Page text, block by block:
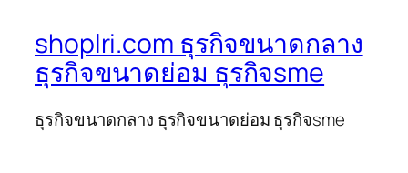
shoplri.com ธุรกิจขนาดกลาง
ธุรกิจขนาดย่อม ธุรกิจsme
ธุรกิจขนาดกลาง ธุรกิจขนาดย่อม ธุรกิจsme